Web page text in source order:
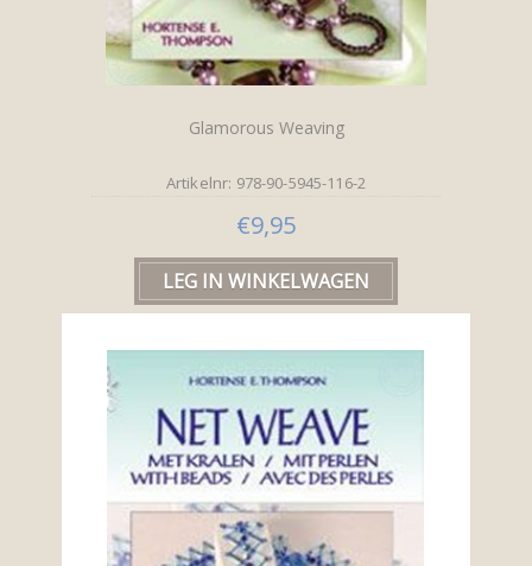
Glamorous Weaving
Artikelnr: 978-90-5945-116-2
€9,95